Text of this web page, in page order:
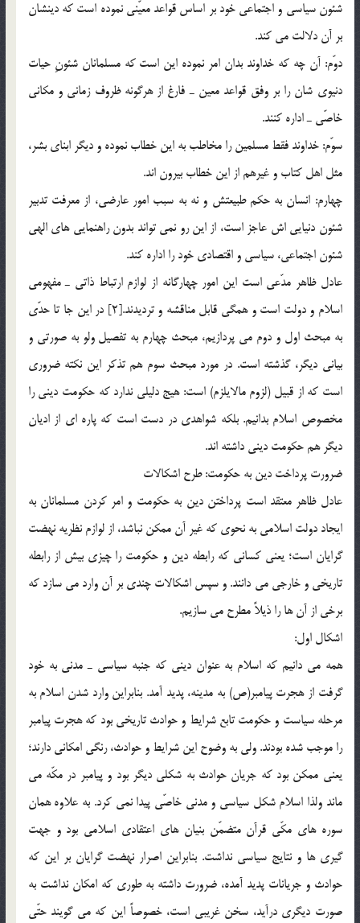
شئون سياسي و اجتماعي خود بر اساس قواعد معيّني نموده است كه دينشان
بر آن دلالت مي كند.
دوّم: آن چه كه خداوند بدان امر نموده اين است كه مسلمانان شئونِ حيات
دنيوي شان را بر وفق قواعد معين ـ فارغ از هرگونه ظروف زماني و مكاني
خاصّي ـ اداره كنند.
سوّم: خداوند فقط مسلمين را مخاطب به اين خطاب نموده و ديگر ابناي بشر،
مثل اهل كتاب و غيرهم از اين خطاب بيرون اند.
چهارم: انسان به حكم طبيعتش و نه به سبب امور عارضي، از معرفت تدبير
شئون دنيايي اش عاجز است، از اين رو نمي تواند بدون راهنمايي هاي الهي
شئون اجتماعي، سياسي و اقتصادي خود را اداره كند.
عادل ظاهر مدّعي است اين امور چهارگانه از لوازم ارتباط ذاتي ـ مفهومي
اسلام و دولت است و همگي قابل مناقشه و ترديدند.[2] در اين جا تا حدّي
به مبحث اول و دوم مي پردازيم، مبحث چهارم به تفصيل ولو به صورتي و
بياني ديگر، گذشته است. در مورد مبحث سوم هم تذكر اين نكته ضروري
است كه از قبيل (لزوم مالايلزم) است: هيج دليلي ندارد كه حكومت ديني را
مخصوص اسلام بدانيم. بلكه شواهدي در دست است كه پاره اي از اديان
ديگر هم حكومت ديني داشته اند.
ضرورت پرداخت دين به حكومت: طرح اشكالات
عادل ظاهر معتقد است پرداختن دين به حكومت و امر كردن مسلمانان به
ايجاد دولت اسلامي به نحوي كه غير آن ممكن نباشد، از لوازم نظريه نهضت
گرايان است؛ يعني كساني كه رابطه دين و حكومت را چيزي بيش از رابطه
تاريخي و خارجي مي دانند. و سپس اشكالات چندي بر آن وارد مي سازد كه
برخي از آن ها را ذيلاً مطرح مي سازيم.
اشكال اول:
همه مي دانيم كه اسلام به عنوان ديني كه جنبه سياسي ـ مدني به خود
گرفت از هجرت پيامبر(ص) به مدينه، پديد آمد. بنابراين وارد شدن اسلام به
مرحله سياست و حكومت تابع شرايط و حوادث تاريخي بود كه هجرت پيامبر
را موجب شده بودند. ولي به وضوح اين شرايط و حوادث، رنگي امكاني دارند؛
يعني ممكن بود كه جريان حوادث به شكلي ديگر بود و پيامبر در مكّه مي
ماند ولذا اسلام شكل سياسي و مدني خاصّي پيدا نمي كرد. به علاوه همان
سوره هاي مكّي قرآن متضمّن بنيان هاي اعتقادي اسلامي بود و جهت
گيري ها و نتايج سياسي نداشت. بنابراين اصرار نهضت گرايان بر اين كه
حوادث و جريانات پديد آمده، ضرورت داشته به طوري كه امكان نداشت به
صورت ديگري درآيد، سخن غريبي است، خصوصاً اين كه مي گويند حتّي